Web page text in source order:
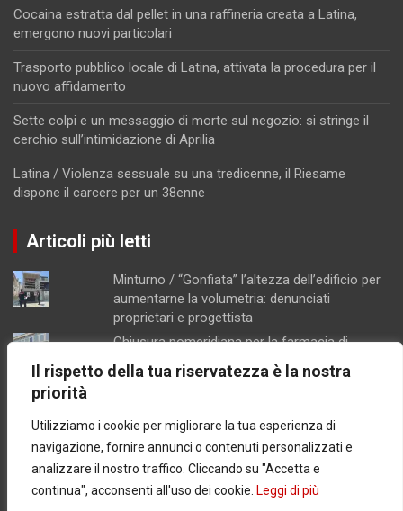
Il rispetto della tua riservatezza è la nostra
priorità
Utilizziamo i cookie per migliorare la tua esperienza di
navigazione, fornire annunci o contenuti personalizzati e
analizzare il nostro traffico. Cliccando su "Accetta e
continua", acconsenti all'uso dei cookie. Leggi di più
Cocaina estratta dal pellet in una raffineria creata a Latina,
emergono nuovi particolari
Trasporto pubblico locale di Latina, attivata la procedura per il
nuovo affidamento
Sette colpi e un messaggio di morte sul negozio: si stringe il
cerchio sull’intimidazione di Aprilia
Latina / Violenza sessuale su una tredicenne, il Riesame
dispone il carcere per un 38enne
Articoli più letti
Minturno / “Gonfiata” l’altezza dell’edificio per
aumentarne la volumetria: denunciati
proprietari e progettista
Chiusura pomeridiana per la farmacia di
Formia, "manca il personale"
primo grado
Schiuma e acqua giallastra lungo le coste del
Lazio: Arpa esclude contaminazioni batteriche
Latina / Piano del fabbisogno del personale,